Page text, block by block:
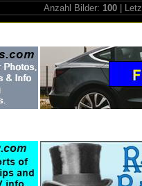
Anzahl Bilder: 100|